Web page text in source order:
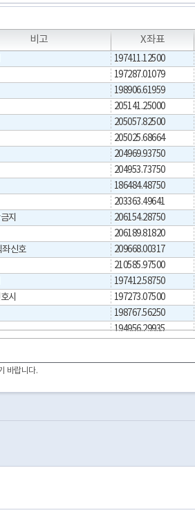
비고 X좌표
T
197411.12500
197287.01079
198906.61959
205141.25000
205057.82500
205025.68664
204969.93750
204953.73750
186484.48750
203363.49641
지
206154.28750
206189.81820
좌신호
209668.00317
210585.97500
197412.58750
시
197273.07500
198767.56250
194956.29935
204404.80098
208461.82500
212327.02837
바랍니다.